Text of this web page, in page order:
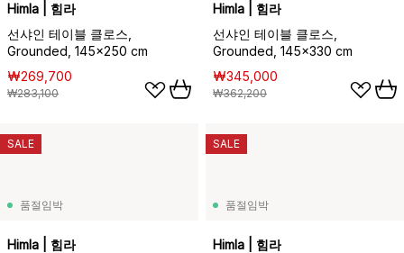
Himla | 힘라
선샤인 테이블 클로스,
Grounded, 145x250 cm
₩269,700
₩283,100
Himla | 힘라
선샤인 테이블 클로스,
Grounded, 145x330 cm
₩345,000
₩362,200
품절임박
Himla | 힘라
SALE
품절임박
Himla | 힘라
SALE